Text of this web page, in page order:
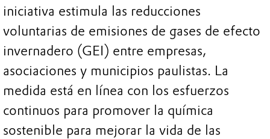
iniciativa estimula las reducciones
voluntarias de emisiones de gases de efecto
invernadero (GEI) entre empresas,
asociaciones y municipios paulistas. La
medida está en línea con los esfuerzos
continuos para promover la química
sostenible para mejorar la vida de las